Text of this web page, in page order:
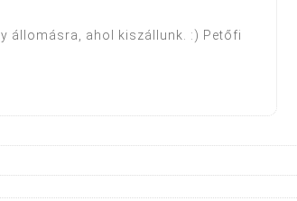
állomásra, ahol kiszállunk. :) Petőfi